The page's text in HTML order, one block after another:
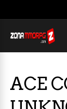
ACE